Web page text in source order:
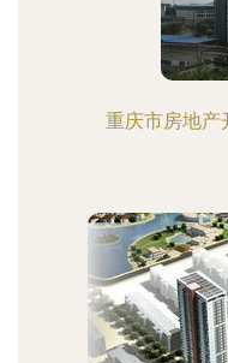
重庆市房地产